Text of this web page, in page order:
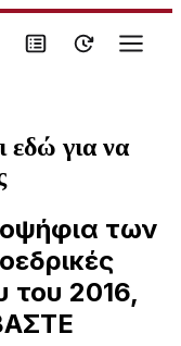
εδώ για να
των
του 2016,